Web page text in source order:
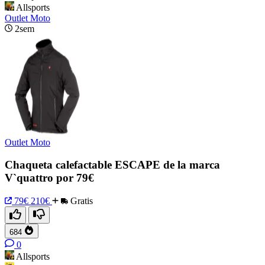
Allsports
Outlet Moto
2sem
Outlet Moto
Chaqueta calefactable ESCAPE de la marca
V`quattro por 79€
79€ 210€ Gratis
684
0
Allsports